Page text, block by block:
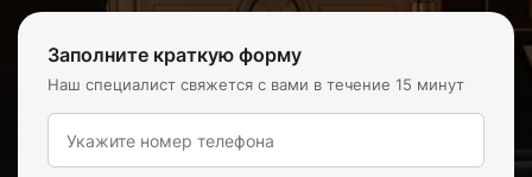
Заполните краткую форму
Наш специалист свяжется с вами в течение 15 минут